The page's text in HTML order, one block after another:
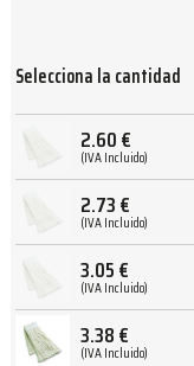
Selecciona la cantidad
2.60€
(IVA Incluido)
2.73€
(IVA Incluido)
3.05€
(IVA Incluido)
3.38€
(IVA Incluido)